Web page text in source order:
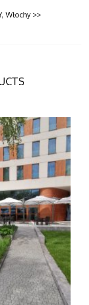
Włochy >>